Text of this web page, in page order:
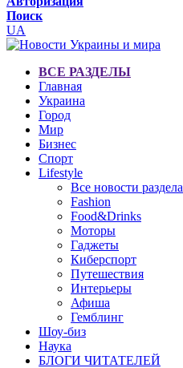
Поиск
UA
ВСЕ РАЗДЕЛЫ
Главная
Украина
Город
Мир
Бизнес
Спорт
Lifestyle
Все новости раздела
Fashion
Food&Drinks
Моторы
Гаджеты
Киберспорт
Путешествия
Интерьеры
Афиша
Гемблинг
Шоу-биз
Наука
БЛОГИ ЧИТАТЕЛЕЙ